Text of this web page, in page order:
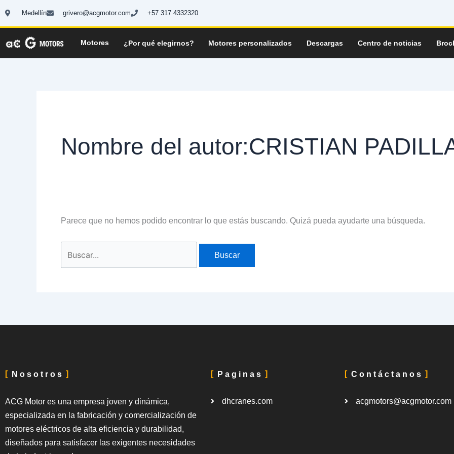
Medellín grivero@acgmotor.com +57 317 4332320
Motores ¿Por qué elegirnos? Motores personalizados Descargas Centro de noticias
Nombre del autor:CRISTIAN
Parece que no hemos podido encontrar lo que estás buscando. Quizá pueda ayudarte una búsqueda.
por:
Nosotros
ACG Motor es una empresa joven y dinámica,
especializada en la fabricación y comercialización de
motores eléctricos de alta eficiencia y durabilidad,
diseñados para satisfacer las exigentes necesidades
Paginas
dhcranes.com
Contáctanos
acgmotors@acgmotor.com